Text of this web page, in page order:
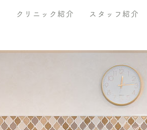
クリニック紹介 スタッフ紹介